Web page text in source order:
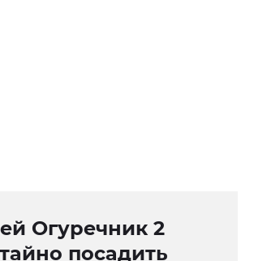
Огуречник 2
посадить